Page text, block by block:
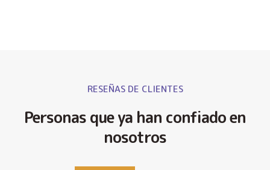
RESEÑAS DE CLIENTES
Personas que ya han confiado en
nosotros